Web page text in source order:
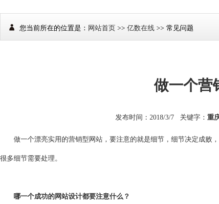
您当前所在的位置是： 网站首页 >> 亿数在线 >> 常见问题
做一个营
发布时间：2018/3/7 关键字： 重
做一个漂亮实用的营销型网站，要注意的就是细节，细节决定成败，
很多细节需要处理。
哪一个成功的网站设计都要注意什么？